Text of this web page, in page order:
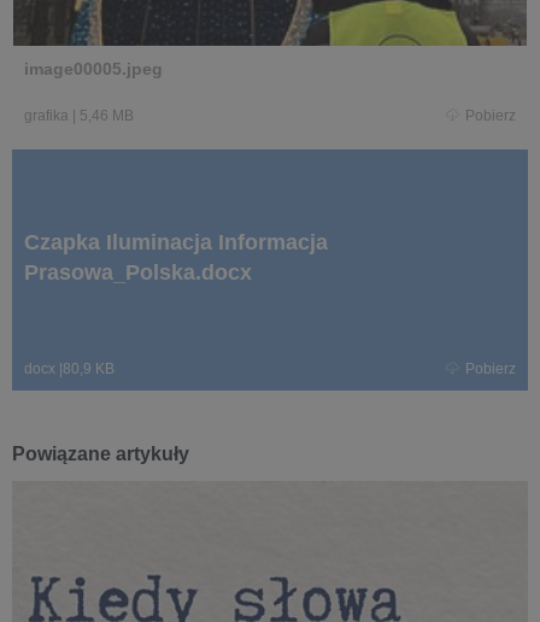
image00005.jpeg
grafika 5,46 MB Pobierz
Czapka Iluminacja Informacja
Prasowa_Polska.docx
docx 80,9 KB Pobierz
Powiązane artykuły